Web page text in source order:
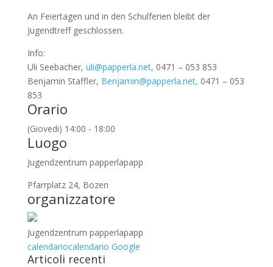
An Feiertagen und in den Schulferien bleibt der
Jugendtreff geschlossen.
Info:
Uli Seebacher, uli@papperla.net, 0471 – 053 853
Benjamin Staffler, Benjamin@papperla.net, 0471 – 053
853
Orario
(Giovedi) 14:00 - 18:00
Luogo
Jugendzentrum papperlapapp
Pfarrplatz 24, Bozen
organizzatore
Jugendzentrum papperlapapp
calendariocalendario Google
Articoli recenti